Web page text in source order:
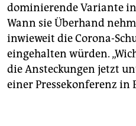
dominierende Variante
Wann sie Überhand
inwieweit die Corona-
eingehalten würden.
die Ansteckungen jetzt
einer Pressekonferenz in